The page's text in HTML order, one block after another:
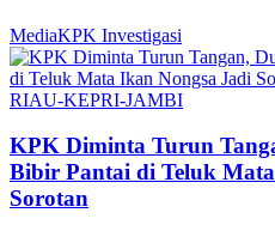
MediaKPK Investigasi
RIAU-KEPRI-JAMBI
KPK Diminta Turun
Bibir Pantai di Teluk
Sorotan